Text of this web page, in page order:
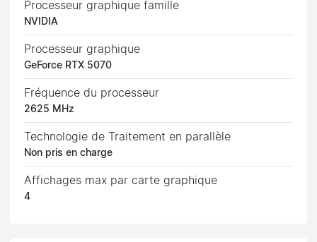
Processeur graphique famille
NVIDIA
Processeur graphique
GeForce RTX 5070
Fréquence du processeur
2625 MHz
Technologie de Traitement en parallèle
Non pris en charge
Affichages max par carte graphique
4